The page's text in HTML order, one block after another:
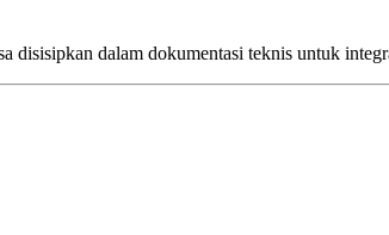
disisipkan dalam dokumentasi teknis untuk